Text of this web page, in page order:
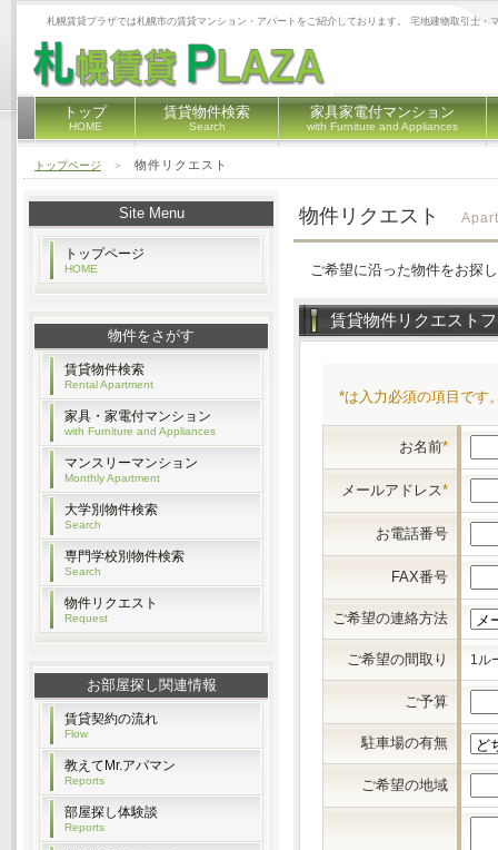
札幌賃貸プラザでは札幌市の賃貸マンション・アパートをご紹介しております。 宅地建物取引士
トップ
HOME
賃貸物件検索
Search
家具家電付マンション
with Furniture and Appliances
トップページ ＞ 物件リクエスト
物件リクエスト
ご希望に沿った物件をお探
賃貸物件リクエスト
*は入力必須の項目です
お名前*
メールアドレス*
お電話番号
FAX番号
ご希望の連絡方法
ご希望の間取り 1ル
ご予算
駐車場の有無
ご希望の地域
Site Menu
トップページ
HOME
物件をさがす
賃貸物件検索
Rental Apartment
家具・家電付マンション
with Furniture and Appliances
マンスリーマンション
Monthly Apartment
大学別物件検索
Search
専門学校別物件検索
Search
物件リクエスト
Request
お部屋探し関連情報
賃貸契約の流れ
Flow
教えてMr.アパマン
Reports
部屋探し体験談
Reports